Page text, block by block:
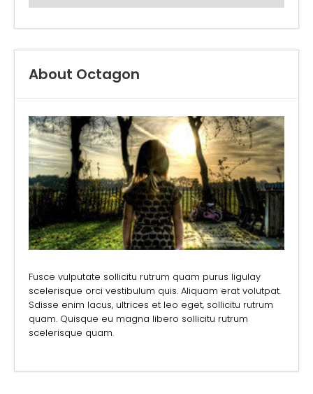
About Octagon
Fusce vulputate sollicitu rutrum quam purus ligulay
scelerisque orci vestibulum quis. Aliquam erat volutpat.
Sdisse enim lacus, ultrices et leo eget, sollicitu rutrum
quam. Quisque eu magna libero sollicitu rutrum
scelerisque quam.